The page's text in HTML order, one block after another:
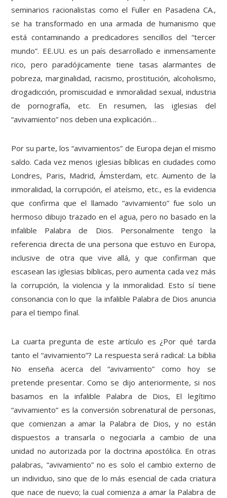
seminarios racionalistas como el Fuller en Pasadena CA.,
se ha transformado en una armada de humanismo que
está contaminando a predicadores sencillos del “tercer
mundo”. EE.UU. es un país desarrollado e inmensamente
rico, pero paradójicamente tiene tasas alarmantes de
pobreza, marginalidad, racismo, prostitución, alcoholismo,
drogadicción, promiscuidad e inmoralidad sexual, industria
de pornografía, etc. En resumen, las iglesias del
“avivamiento” nos deben una explicación…
Por su parte, los “avivamientos” de Europa dejan el mismo
saldo. Cada vez menos iglesias bíblicas en ciudades como
Londres, Paris, Madrid, Ámsterdam, etc. Aumento de la
inmoralidad, la corrupción, el ateísmo, etc., es la evidencia
que confirma que el llamado “avivamiento” fue solo un
hermoso dibujo trazado en el agua, pero no basado en la
infalible Palabra de Dios. Personalmente tengo la
referencia directa de una persona que estuvo en Europa,
inclusive de otra que vive allá, y que confirman que
escasean las iglesias bíblicas, pero aumenta cada vez más
la corrupción, la violencia y la inmoralidad. Esto sí tiene
consonancia con lo que la infalible Palabra de Dios anuncia
para el tiempo final.
La cuarta pregunta de este artículo es ¿Por qué tarda
tanto el “avivamiento”? La respuesta será radical: La biblia
No enseña acerca del “avivamiento” como hoy se
pretende presentar. Como se dijo anteriormente, si nos
basamos en la infalible Palabra de Dios, El legítimo
“avivamiento” es la conversión sobrenatural de personas,
que comienzan a amar la Palabra de Dios, y no están
dispuestos a transarla o negociarla a cambio de una
unidad no autorizada por la doctrina apostólica. En otras
palabras, “avivamiento” no es solo el cambio externo de
un individuo, sino que de lo más esencial de cada criatura
que nace de nuevo; la cual comienza a amar la Palabra de